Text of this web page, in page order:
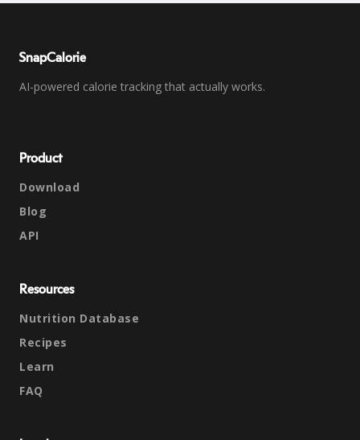
SnapCalorie
AI-powered calorie tracking that actually works.
Product
Download
Blog
API
Resources
Nutrition Database
Recipes
Learn
FAQ